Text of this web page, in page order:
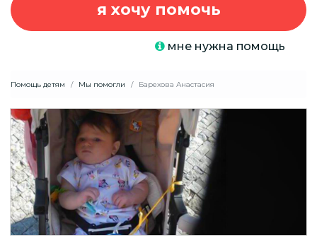
я хочу помочь
мне нужна помощь
Помощь детям Мы помогли Барехова Анастасия